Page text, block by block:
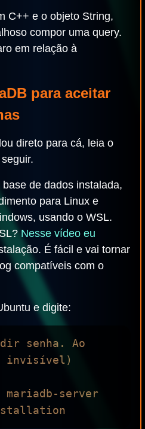
C++ e o objeto String,
compor uma query.
em relação à
para aceitar
direto para cá, leia o
de dados instalada,
para Linux e
usando o WSL.
Nesse vídeo eu
É fácil e vai tornar
compatíveis com o
e digite:
senha. Ao
invisível)
server